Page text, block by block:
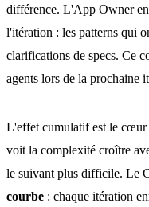
différence. L'App Owner
l'itération : les patterns qui
clarifications de specs. Ce
agents lors de la prochaine
L'effet cumulatif est le
voit la complexité croître
le suivant plus difficile. Le
courbe : chaque itération